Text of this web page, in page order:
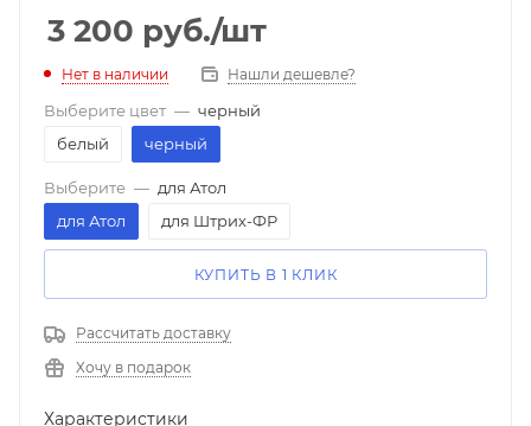
3 200 руб./шт
Нет в наличии Нашли дешевле?
Выберите цвет — черный
белый
черный
Выберите — для Атол
для Атол
для Штрих-ФР
КУПИТЬ В 1 КЛИК
Рассчитать доставку
Хочу в подарок
Характеристики